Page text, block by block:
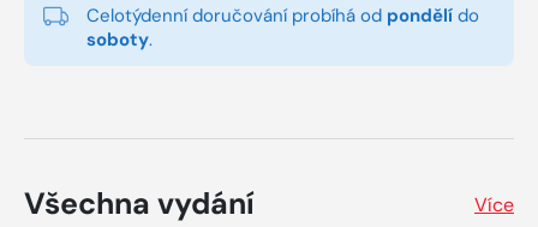
Celotýdenní doručování probíhá od pondělí do
soboty.
Všechna vydání Více